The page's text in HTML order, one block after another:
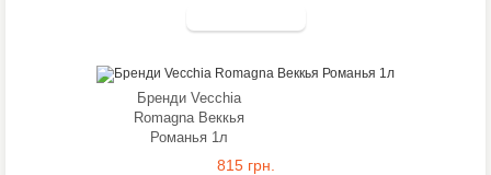
Бренди Vecchia
Romagna Веккья
Романья 1л
815 грн.